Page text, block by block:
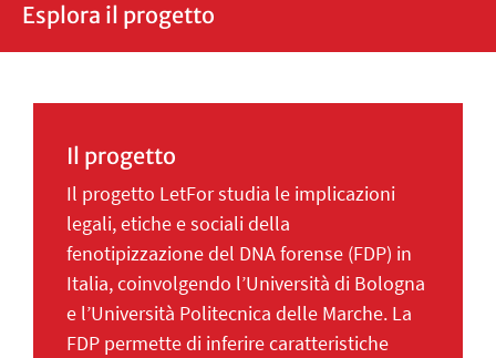
Esplora il progetto
Il progetto
Il progetto LetFor studia le implicazioni
legali, etiche e sociali della
fenotipizzazione del DNA forense (FDP) in
Italia, coinvolgendo l’Università di Bologna
e l’Università Politecnica delle Marche. La
FDP permette di inferire caratteristiche